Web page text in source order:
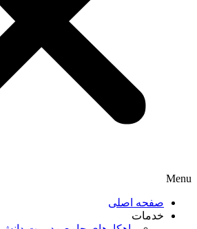
Menu
صفحه اصلی
خدمات